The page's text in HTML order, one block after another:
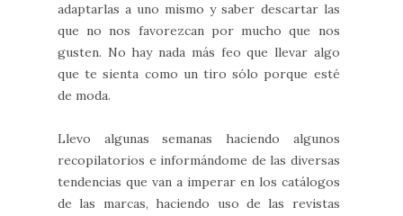
adaptarlas a uno mismo y saber descartar las
que no nos favorezcan por mucho que nos
gusten. No hay nada más feo que llevar algo
que te sienta como un tiro sólo porque esté
de moda.
Llevo algunas semanas haciendo algunos
recopilatorios e informándome de las diversas
tendencias que van a imperar en los catálogos
de las marcas, haciendo uso de las revistas